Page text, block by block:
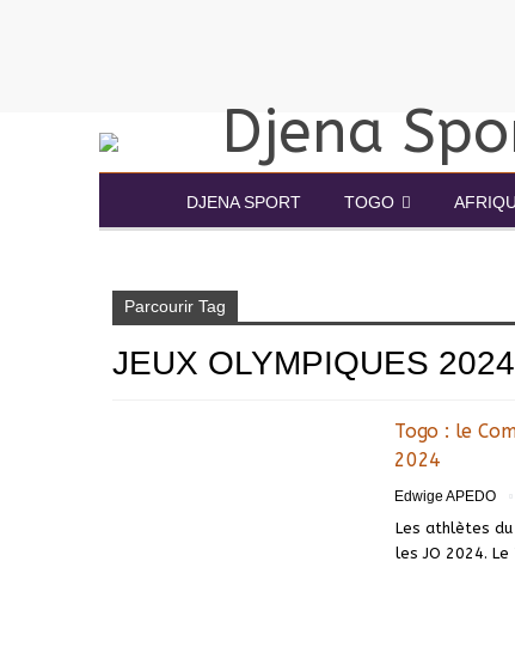
DJENA SPORT TOGO
Parcourir Tag
JEUX OLYMPIQUES
Togo : le
2024
Edwige APEDO
Les athlètes
les JO 2024.